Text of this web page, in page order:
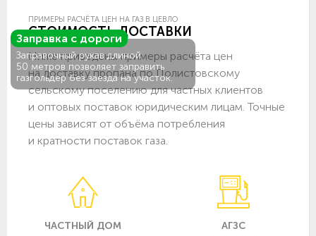
Заправка с дороги
Заправочный рукав длиной
50 метров позволяет заправить
газгольдер без заезда на участок.
ПРИМЕРЫ РАСЧЁТА ЦЕН НА ГАЗ В ЦЕВЛО
СТОИМОСТЬ ДОСТАВКИ
Ниже приведены примеры расчёта цен
на доставку пропана по Полистовскому
сельскому поселению для частных клиентов
и оптовых поставок юридическим лицам. Точные
цены зависят от объёма потребления
и кратности поставок газа.
ЧАСТНЫЙ ДОМ АГЗС